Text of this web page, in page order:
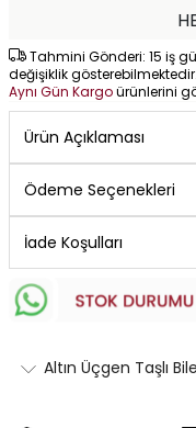
Tahmini Gönderi: 15 iş
değişiklik gösterebilmektedir.
Aynı Gün Kargoürünlerini
Ürün Açıklaması
Ödeme Seçenekleri
İade Koşulları
Altın Üçgen Taşlı